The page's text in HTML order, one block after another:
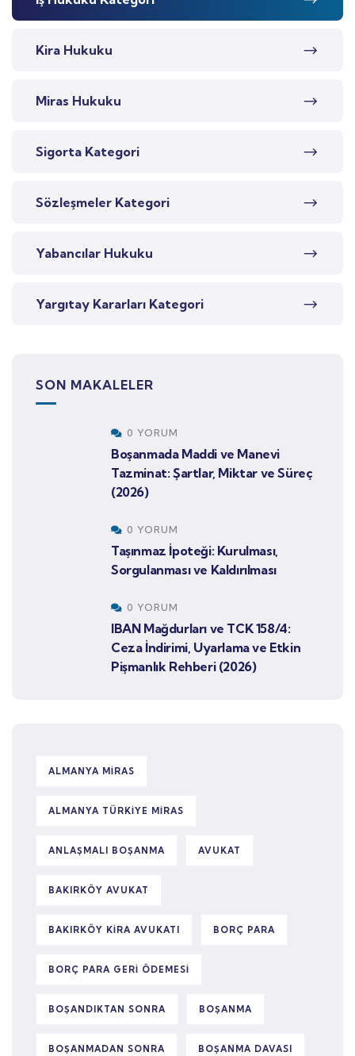
Kira Hukuku
Miras Hukuku
Sigorta Kategori
Sözleşmeler Kategori
Yabancılar Hukuku
Yargıtay Kararları Kategori
SON MAKALELER
0 YORUM
Boşanmada Maddi ve Manevi
Tazminat: Şartlar, Miktar ve Süreç
(2026)
0 YORUM
Taşınmaz İpoteği: Kurulması,
Sorgulanması ve Kaldırılması
0 YORUM
IBAN Mağdurları ve TCK 158/4:
Ceza İndirimi, Uyarlama ve Etkin
Pişmanlık Rehberi (2026)
ALMANYA MIRAS
ALMANYA TÜRKIYE MIRAS
ANLAŞMALI BOŞANMA AVUKAT
BAKIRKÖY AVUKAT
BAKIRKÖY KIRA AVUKATI BORÇ PARA
BORÇ PARA GERI ÖDEMESI
BOŞANDIKTAN SONRA BOŞANMA
BOŞANMADAN SONRA BOŞANMA DAVASI